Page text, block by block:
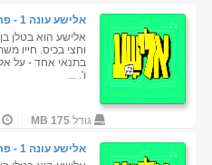
אלישע עונה 1 - פרק 9
וחצי בכיס. חייו
בתנאי אחד - על
ו'. ...
גודל175 MB
אלישע עונה 1 - פרק 8